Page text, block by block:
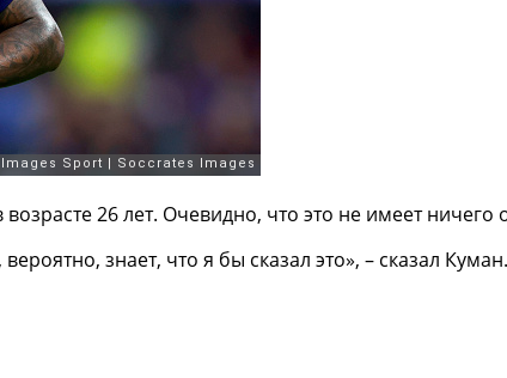
26 лет. Очевидно, что это не имеет
знает, что я бы сказал это», – сказал Куман.